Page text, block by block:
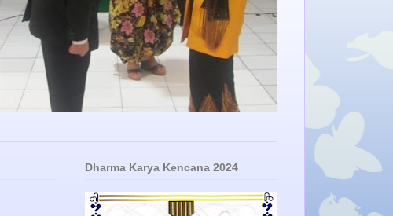
Dharma Karya Kencana 2024